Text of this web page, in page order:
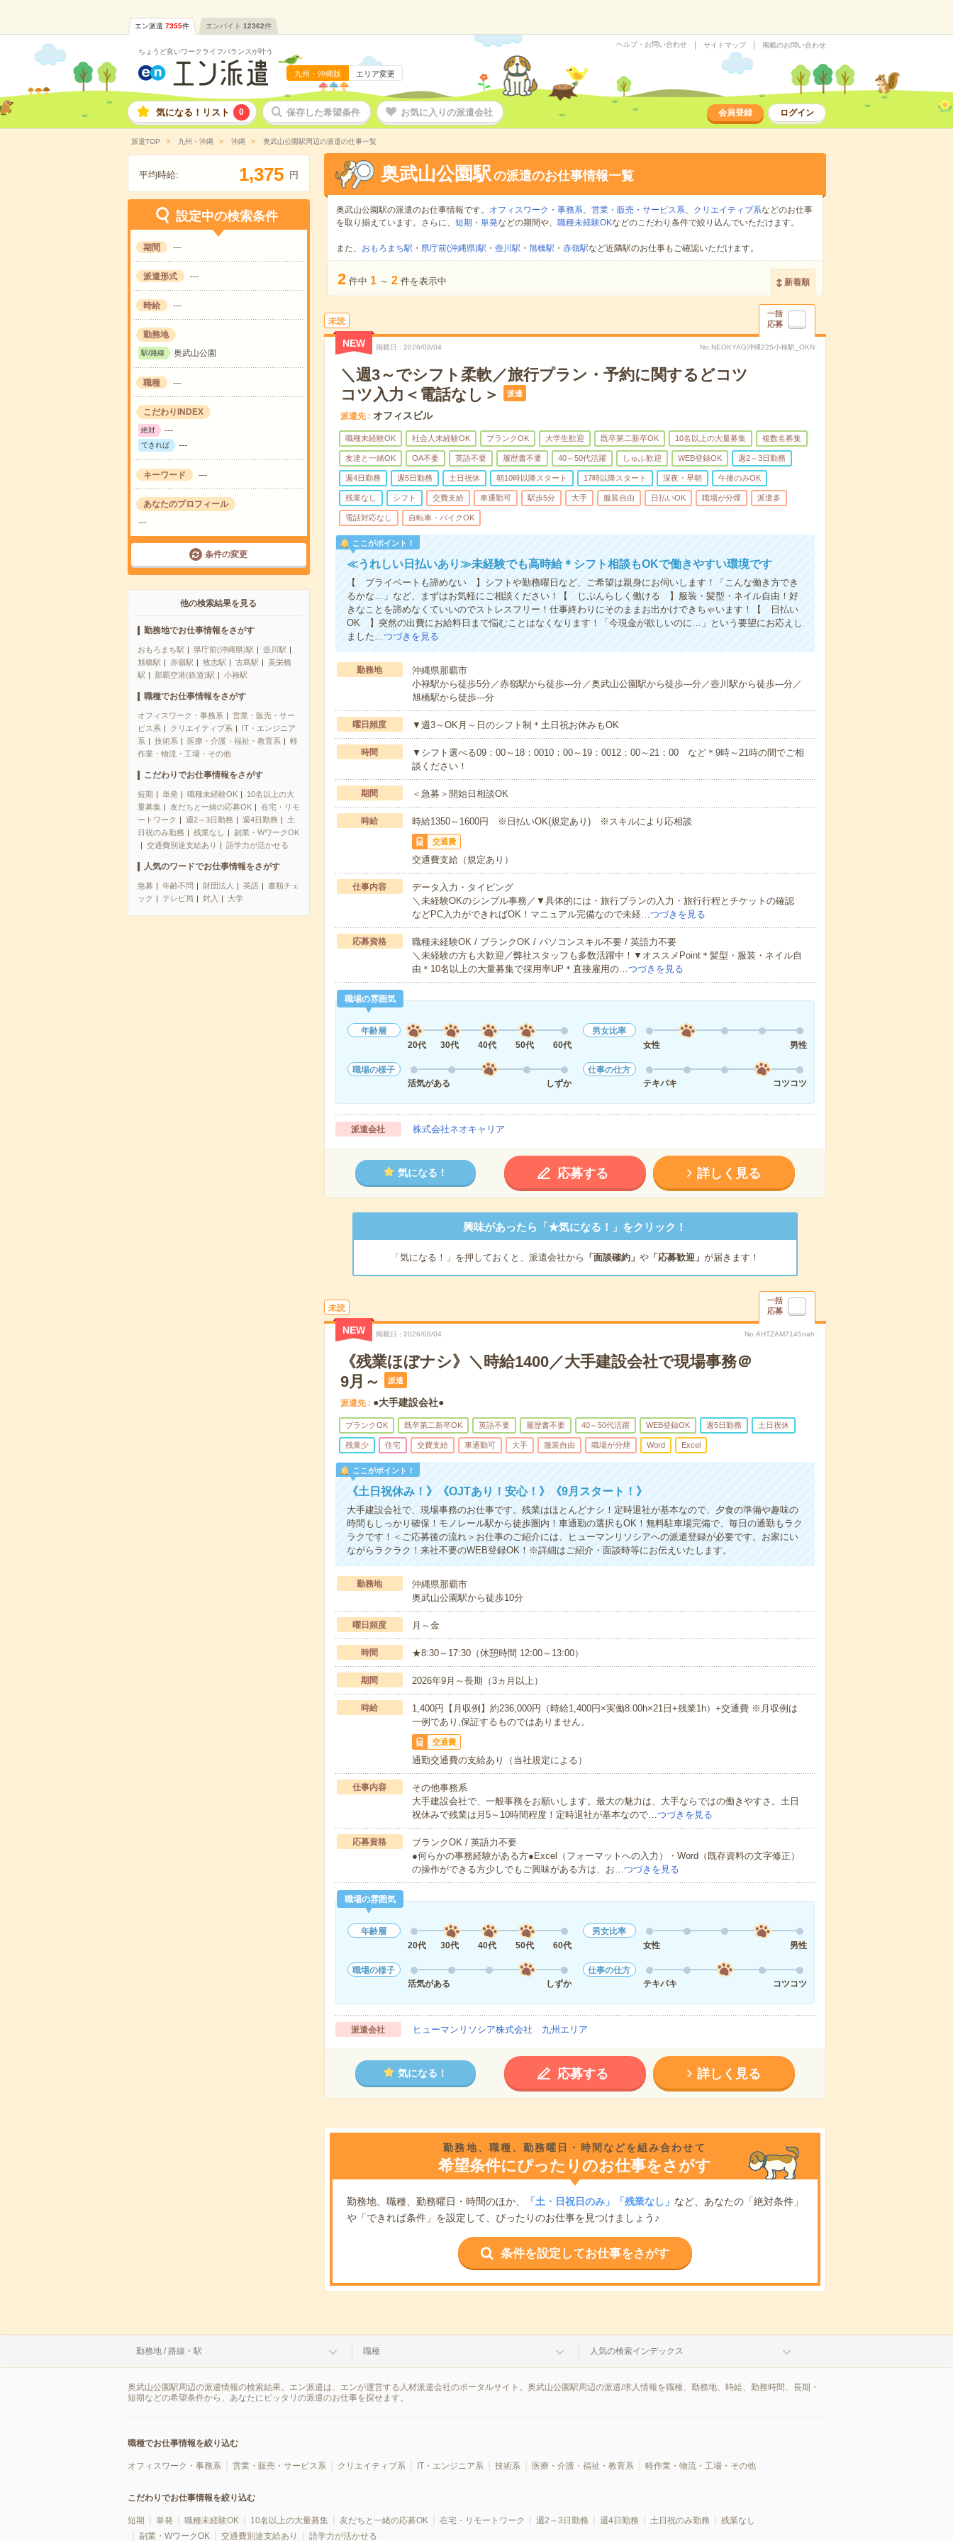
エン派遣 7355件 エンバイト 12362件
ちょうど良いワークライフバランスが叶う
九州・沖縄版 エリア変更
ヘルプ・お問い合わせ サイトマップ 掲載のお問い合わせ
気になる！リスト 0 保存した希望条件 お気に入りの派遣会社 会員登録 ログイン
派遣TOP 九州・沖縄 沖縄 奥武山公園駅周辺の派遣の仕事一覧
平均時給: 1,375 円
設定中の検索条件
期間 ---
派遣形式 ---
時給 ---
勤務地
駅/路線 奥武山公園
職種 ---
こだわりINDEX
絶対 ---
できれば ---
キーワード ---
あなたのプロフィール
---
条件の変更
他の検索結果を見る
勤務地でお仕事情報をさがす
おもろまち駅 県庁前(沖縄県)駅
壺川駅
旭橋駅
赤嶺駅 牧志駅 古島駅
美栄橋
駅
那覇空港(鉄道)駅 小禄駅
職種でお仕事情報をさがす
オフィスワーク・事務系
営業・販売・サー
ビス系
クリエイティブ系
IT・エンジニア
系
技術系 医療・介護・福祉・教育系
軽
作業・物流・工場・その他
こだわりでお仕事情報をさがす
短期 単発 職種未経験OK
10名以上の大
量募集
友だちと一緒の応募OK
在宅・リモ
ートワーク
週2～3日勤務 週4日勤務
土
日祝のみ勤務
残業なし
副業・WワークOK
交通費別途支給あり
語学力が活かせる
人気のワードでお仕事情報をさがす
急募 年齢不問 財団法人 英語
書類チェ
ック
テレビ局 封入 大学
奥武山公園駅の派遣のお仕事情報一覧
奥武山公園駅の派遣のお仕事情報です。 オフィスワーク・事務系、 営業・販売・サービス系、 クリエイティブ系などのお仕事
を取り揃えています。さらに、 短期 ・ 単発などの期間や、 職種未経験OKなどのこだわり条件で絞り込んでいただけます。
また、 おもろまち駅 ・ 県庁前(沖縄県)駅 ・ 壺川駅 ・ 旭橋駅 ・ 赤嶺駅など近隣駅のお仕事もご確認いただけます。
2 件中 1 ～ 2 件を表示中 新着順
未読
一括
応募
NEW 掲載日 2026/08/04 No.NEOKYAG沖縄225小禄駅_OKN
＼週3～でシフト柔軟／旅行プラン・予約に関するどコツ
コツ入力＜電話なし＞
派遣
派遣先 オフィスビル
職種未経験OK 社会人未経験OK ブランクOK 大学生歓迎 既卒第二新卒OK 10名以上の大量募集 複数名募集
友達と一緒OK OA不要 英語不要 履歴書不要 40～50代活躍 しゅふ歓迎 WEB登録OK 週2～3日勤務
週4日勤務 週5日勤務 土日祝休 朝10時以降スタート 17時以降スタート 深夜・早朝 午後のみOK
残業なし シフト 交費支給 車通勤可 駅歩5分 大手 服装自由 日払いOK 職場が分煙 派遣多
電話対応なし 自転車・バイクOK
ここがポイント！
≪うれしい日払いあり≫未経験でも高時給＊シフト相談もOKで働きやすい環境です
【 プライベートも諦めない 】シフトや勤務曜日など、ご希望は親身にお伺いします！「こんな働き方でき
るかな…」など、まずはお気軽にご相談ください！【 じぶんらしく働ける 】服装・髪型・ネイル自由！好
きなことを諦めなくていいのでストレスフリー！仕事終わりにそのままお出かけできちゃいます！【 日払い
OK 】突然の出費にお給料日まで悩むことはなくなります！「今現金が欲しいのに…」という要望にお応えし
ました…つづきを見る
勤務地
沖縄県那覇市
小禄駅から徒歩5分／赤嶺駅から徒歩---分／奥武山公園駅から徒歩---分／壺川駅から徒歩---分／
旭橋駅から徒歩---分
曜日頻度 ▼週3～OK月～日のシフト制＊土日祝お休みもOK
時間
▼シフト選べる09：00～18：0010：00～19：0012：00～21：00 など＊9時～21時の間でご相
談ください！
期間 ＜急募＞開始日相談OK
時給 時給1350～1600円 ※日払いOK(規定あり) ※スキルにより応相談
交通費
交通費支給（規定あり）
仕事内容
データ入力・タイピング
＼未経験OKのシンプル事務／▼具体的には・旅行プランの入力・旅行行程とチケットの確認
などPC入力ができればOK！マニュアル完備なので未経…つづきを見る
応募資格
職種未経験OK / ブランクOK / パソコンスキル不要 / 英語力不要
＼未経験の方も大歓迎／弊社スタッフも多数活躍中！▼オススメPoint＊髪型・服装・ネイル自
由＊10名以上の大量募集で採用率UP＊直接雇用の…つづきを見る
職場の雰囲気
年齢層
20代
30代 40代 50代 60代
男女比率
女性
男性
職場の様子
活気がある
しずか
仕事の仕方
テキパキ
コツコツ
派遣会社 株式会社ネオキャリア
気になる！ 応募する 詳しく見る
興味があったら「★気になる！」をクリック！
「気になる！」を押しておくと、派遣会社から 「面談確約」 や「応募歓迎」 が届きます！
未読
一括
応募
NEW 掲載日 2026/08/04 No.AHTZAM7145nah
《残業ほぼナシ》＼時給1400／大手建設会社で現場事務＠
9月～
派遣
派遣先 ●大手建設会社●
ブランクOK 既卒第二新卒OK 英語不要 履歴書不要 40～50代活躍 WEB登録OK 週5日勤務 土日祝休
残業少 住宅 交費支給 車通勤可 大手 服装自由 職場が分煙 Word Excel
ここがポイント！
《土日祝休み！》《OJTあり！安心！》《9月スタート！》
大手建設会社で、現場事務のお仕事です。残業はほとんどナシ！定時退社が基本なので、夕食の準備や趣味の
時間もしっかり確保！モノレール駅から徒歩圏内！車通勤の選択もOK！無料駐車場完備で、毎日の通勤もラク
ラクです！＜ご応募後の流れ＞お仕事のご紹介には、ヒューマンリソシアへの派遣登録が必要です。お家にい
ながらラクラク！来社不要のWEB登録OK！※詳細はご紹介・面談時等にお伝えいたします。
勤務地
沖縄県那覇市
奥武山公園駅から徒歩10分
曜日頻度 月～金
時間 ★8:30～17:30（休憩時間 12:00～13:00）
期間 2026年9月～長期（3ヵ月以上）
時給
1,400円【月収例】約236,000円（時給1,400円×実働8.00h×21日+残業1h）+交通費 ※月収例は
一例であり,保証するものではありません。
交通費
通勤交通費の支給あり（当社規定による）
仕事内容
その他事務系
大手建設会社で、一般事務をお願いします。最大の魅力は、大手ならではの働きやすさ。土日
祝休みで残業は月5～10時間程度！定時退社が基本なので…つづきを見る
応募資格
ブランクOK / 英語力不要
●何らかの事務経験がある方●Excel（フォーマットへの入力）・Word（既存資料の文字修正）
の操作ができる方少しでもご興味がある方は、お…つづきを見る
職場の雰囲気
年齢層
20代
30代 40代 50代 60代
男女比率
女性
男性
職場の様子
活気がある
しずか
仕事の仕方
テキパキ
コツコツ
派遣会社 ヒューマンリソシア株式会社 九州エリア
気になる！ 応募する 詳しく見る
勤務地、職種、勤務曜日・時間などを組み合わせて
希望条件にぴったりのお仕事をさがす
勤務地、職種、勤務曜日・時間のほか、 「土・日祝日のみ」「残業なし」 など、あなたの「絶対条件」
や「できれば条件」を設定して、ぴったりのお仕事を見つけましょう♪
条件を設定してお仕事をさがす
勤務地 / 路線・駅 職種 人気の検索インデックス
奥武山公園駅周辺の派遣情報の検索結果。エン派遣は、エンが運営する人材派遣会社のポータルサイト。奥武山公園駅周辺の派遣/求人情報を職種、勤務地、時給、勤務時間、長期・
短期などの希望条件から、あなたにピッタリの派遣のお仕事を探せます。
職種でお仕事情報を絞り込む
オフィスワーク・事務系 営業・販売・サービス系 クリエイティブ系 IT・エンジニア系 技術系 医療・介護・福祉・教育系 軽作業・物流・工場・その他
こだわりでお仕事情報を絞り込む
短期 単発 職種未経験OK 10名以上の大量募集 友だちと一緒の応募OK 在宅・リモートワーク 週2～3日勤務 週4日勤務 土日祝のみ勤務
残業なし
副業・WワークOK
交通費別途支給あり 語学力が活かせる